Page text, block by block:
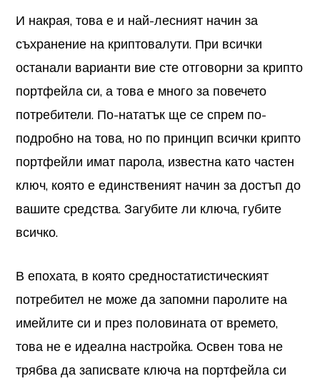
И накрая, това е и най-лесният начин за
съхранение на криптовалути. При всички
останали варианти вие сте отговорни за крипто
портфейла си, а това е много за повечето
потребители. По-нататък ще се спрем по-
подробно на това, но по принцип всички крипто
портфейли имат парола, известна като частен
ключ, която е единственият начин за достъп до
вашите средства. Загубите ли ключа, губите
всичко.
В епохата, в която средностатистическият
потребител не може да запомни паролите на
имейлите си и през половината от времето,
това не е идеална настройка. Освен това не
трябва да записвате ключа на портфейла си